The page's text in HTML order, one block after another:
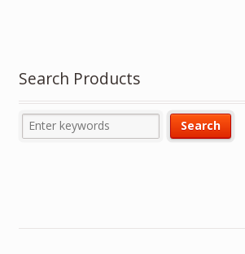
Search Products